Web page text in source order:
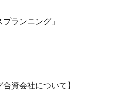
ランニング」
資会社について】